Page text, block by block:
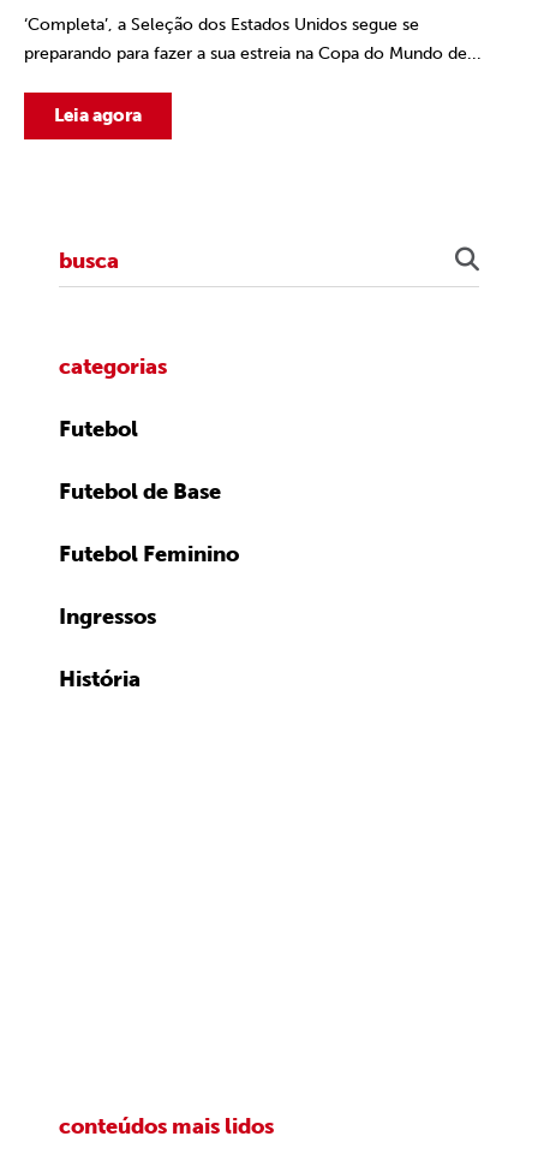
‘Completa’, a Seleção dos Estados Unidos segue se
preparando para fazer a sua estreia na Copa do Mundo de...
Leia agora
categorias
Futebol
Futebol de Base
Futebol Feminino
Ingressos
História
conteúdos mais lidos